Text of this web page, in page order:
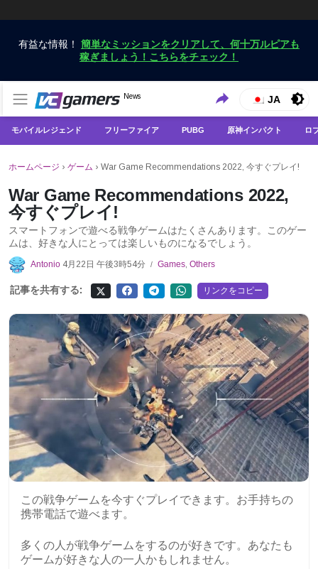
有益な情報！ 簡単なミッションをクリアして、何十万ルピアも
稼ぎましょう！こちらをチェック！
VCGamers ニュース
News
VCGamersだけで最新のゲームニュースを入手
JA
モバイルレジェンド フリーファイア PUBG 原神インパクト ロ
ホームページ › ゲーム › War Game Recommendations 2022, 今すぐプレイ!
War Game Recommendations 2022,
今すぐプレイ!
スマートフォンで遊べる戦争ゲームはたくさんあります。このゲー
ムは、好きな人にとっては楽しいものになるでしょう。
Antonio 4月22日 午後3時54分 / Games, Others
記事を共有する: リンクをコピー
この戦争ゲームを今すぐプレイできます。お手持ちの
携帯電話で遊べます。
多くの人が戦争ゲームをするのが好きです。あなたも
ゲームが好きな人の一人かもしれません。